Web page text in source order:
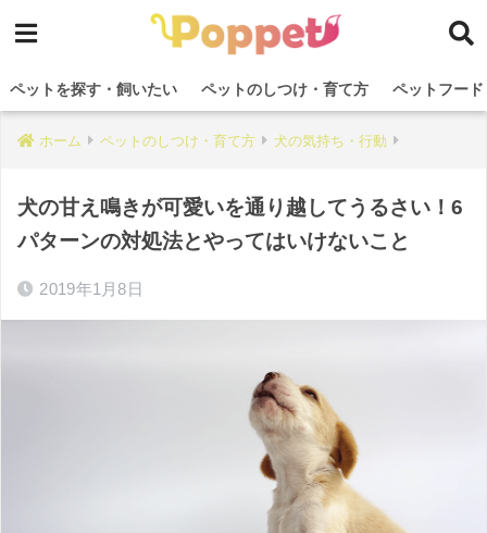
ペットを探す・飼いたい ペットのしつけ・育て方 ペットフー
ホーム ペットのしつけ・育て方 犬の気持ち・行動
犬の甘え鳴きが可愛いを通り越してうるさい！6
パターンの対処法とやってはいけないこと
2019年1月8日